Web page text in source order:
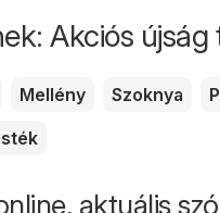
Akciós újság
Mellény Szoknya
aktuális